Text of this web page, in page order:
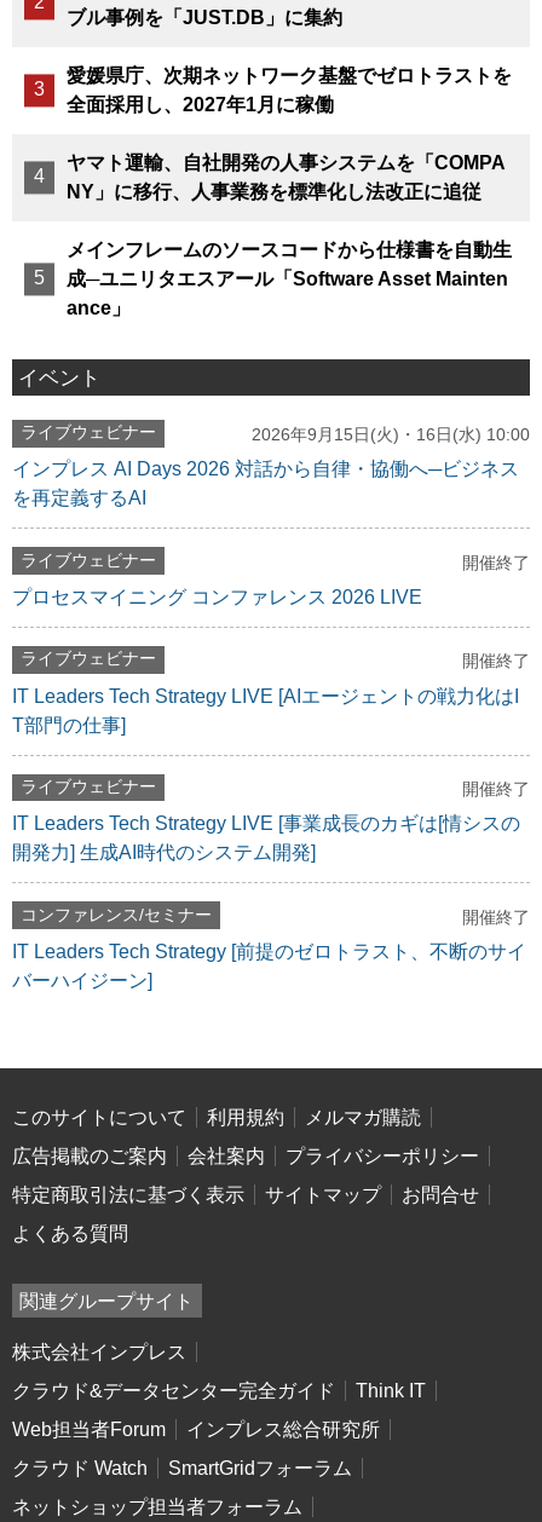
ブル事例を「JUST.DB」に集約
愛媛県庁、次期ネットワーク基盤でゼロトラストを
全面採用し、2027年1月に稼働
ヤマト運輸、自社開発の人事システムを「COMPA
NY」に移行、人事業務を標準化し法改正に追従
メインフレームのソースコードから仕様書を自動生
成─ユニリタエスアール「Software Asset Mainten
ance」
イベント
ライブウェビナー 2026年9月15日(火)・16日(水) 10:00
インプレス AI Days 2026 対話から自律・協働へ─ビジネス
を再定義するAI
ライブウェビナー 開催終了
プロセスマイニング コンファレンス 2026 LIVE
ライブウェビナー 開催終了
IT Leaders Tech Strategy LIVE [AIエージェントの戦力化はI
T部門の仕事]
ライブウェビナー 開催終了
IT Leaders Tech Strategy LIVE [事業成長のカギは[情シスの
開発力] 生成AI時代のシステム開発]
コンファレンス/セミナー 開催終了
IT Leaders Tech Strategy [前提のゼロトラスト、不断のサイ
バーハイジーン]
このサイトについて 利用規約
メルマガ購読
広告掲載のご案内
会社案内
プライバシーポリシー
特定商取引法に基づく表示
サイトマップ
お問合せ
よくある質問
関連グループサイト
株式会社インプレス
クラウド&データセンター完全ガイド
Think IT
Web担当者Forum
インプレス総合研究所
クラウド Watch
SmartGridフォーラム
ネットショップ担当者フォーラム